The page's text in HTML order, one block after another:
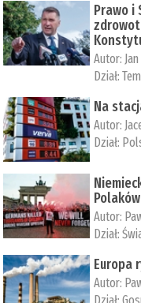
Prawo i
Autor:
Dział:
Na
Autor:
Dział:
Polaków
Autor:
Dział:
Europa
Autor: